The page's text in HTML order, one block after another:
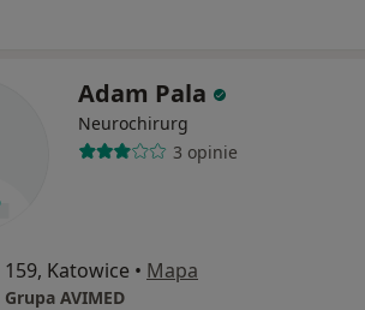
Adam Pala
Neurochirurg
3 opinie
Katowice • Mapa
Grupa AVIMED